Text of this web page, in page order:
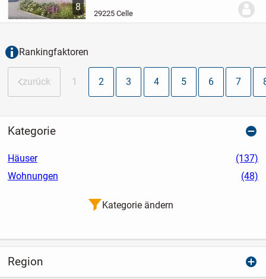
8
schafft ein großzügiges Zuhause für Sie
und Ihre Familie. Die vier clever
29225 Celle
Rankingfaktoren
zurück 1 2 3 4 5 6 7
Kategorie
Häuser
(137)
Wohnungen
(48)
Kategorie ändern
Region